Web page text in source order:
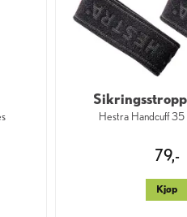
Hestra Handcuff
79,-
Kjøp